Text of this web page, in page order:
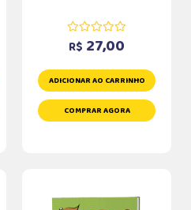
R$ 27,00
ADICIONAR AO CARRINHO
COMPRAR AGORA